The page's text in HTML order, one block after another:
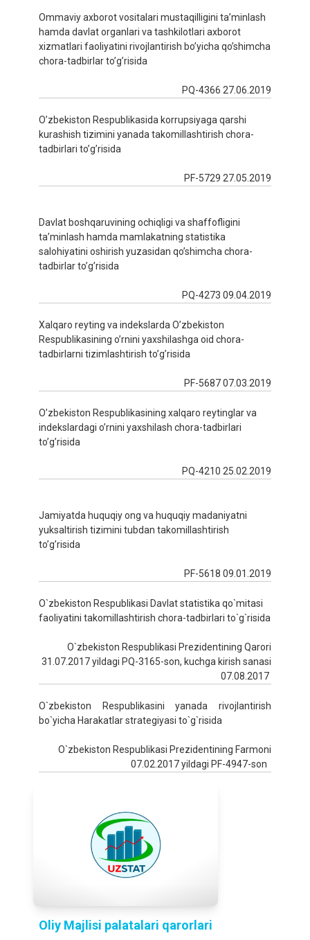
Ommaviy axborot vositalari mustaqilligini ta’minlash
hamda davlat organlari va tashkilotlari axborot
xizmatlari faoliyatini rivojlantirish bo’yicha qo’shimcha
chora-tadbirlar to’g’risida
PQ-4366 27.06.2019
O’zbekiston Respublikasida korrupsiyaga qarshi
kurashish tizimini yanada takomillashtirish chora-
tadbirlari to’g’risida
PF-5729 27.05.2019
Davlat boshqaruvining ochiqligi va shaffofligini
ta’minlash hamda mamlakatning statistika
salohiyatini oshirish yuzasidan qo’shimcha chora-
tadbirlar to’g’risida
PQ-4273 09.04.2019
Xalqaro reyting va indekslarda O’zbekiston
Respublikasining o’rnini yaxshilashga oid chora-
tadbirlarni tizimlashtirish to’g’risida
PF-5687 07.03.2019
O’zbekiston Respublikasining xalqaro reytinglar va
indekslardagi o’rnini yaxshilash chora-tadbirlari
to’g’risida
PQ-4210 25.02.2019
Jamiyatda huquqiy ong va huquqiy madaniyatni
yuksaltirish tizimini tubdan takomillashtirish
to’g’risida
PF-5618 09.01.2019
O`zbekiston Respublikasi Davlat statistika qo`mitasi
faoliyatini takomillashtirish chora-tadbirlari to`g`risida
O`zbekiston Respublikasi Prezidentining Qarori
31.07.2017 yildagi PQ-3165-son, kuchga kirish sanasi
07.08.2017
O`zbekiston Respublikasini yanada rivojlantirish
bo`yicha Harakatlar strategiyasi to`g`risida
O`zbekiston Respublikasi Prezidentining Farmoni
07.02.2017 yildagi PF-4947-son
Oliy Majlisi palatalari qarorlari